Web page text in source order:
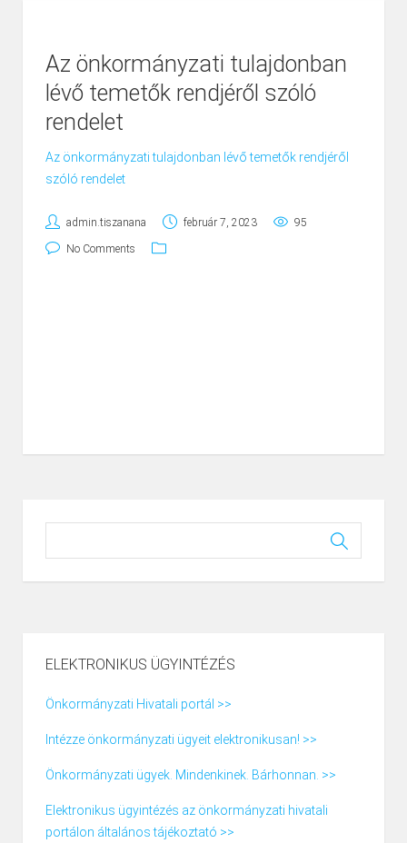
Az önkormányzati tulajdonban
lévő temetők rendjéről szóló
rendelet
Az önkormányzati tulajdonban lévő temetők rendjéről
szóló rendelet
admin.tiszanana február 7, 2023 95
No Comments
ELEKTRONIKUS ÜGYINTÉZÉS
Önkormányzati Hivatali portál >>
Intézze önkormányzati ügyeit elektronikusan! >>
Önkormányzati ügyek. Mindenkinek. Bárhonnan. >>
Elektronikus ügyintézés az önkormányzati hivatali
portálon általános tájékoztató >>